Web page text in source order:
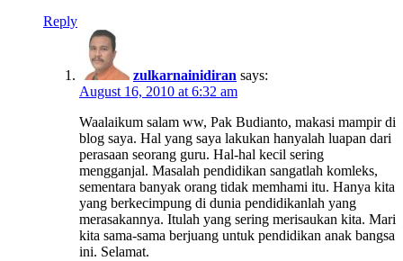
Reply
zulkarnainidiran says:
August 16, 2010 at 6:32 am
Waalaikum salam ww, Pak Budianto, makasi mampir di
blog saya. Hal yang saya lakukan hanyalah luapan dari
perasaan seorang guru. Hal-hal kecil sering
mengganjal. Masalah pendidikan sangatlah komleks,
sementara banyak orang tidak memhami itu. Hanya kita
yang berkecimpung di dunia pendidikanlah yang
merasakannya. Itulah yang sering merisaukan kita. Mari
kita sama-sama berjuang untuk pendidikan anak bangsa
ini. Selamat.